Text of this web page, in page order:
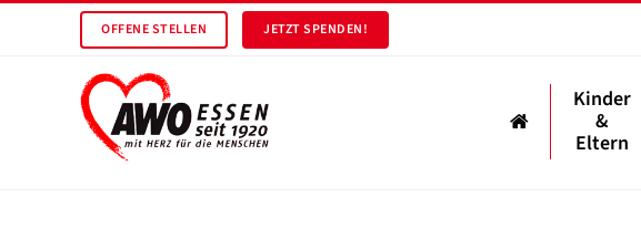
OFFENE STELLEN JETZT SPENDEN!
Kinder
&
Eltern